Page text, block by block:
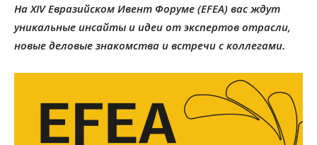
На XIV Евразийском Ивент Форуме (EFEA) вас ждут
уникальные инсайты и идеи от экспертов отрасли,
новые деловые знакомства и встречи с коллегами.